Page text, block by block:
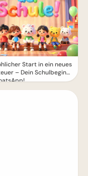
Start in ein neues
– Dein Schulbeginn